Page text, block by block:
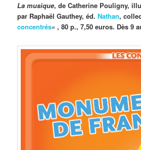
La musique, de Catherine Pouligny,
par Raphaël Gauthey, éd.Nathan, c
concentrés« , 80 p., 7,50 euros. Dès 9